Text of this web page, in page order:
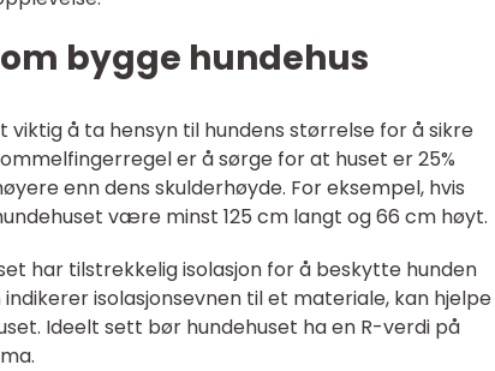
bygge hundehus
viktig å ta hensyn til hundens størrelse for å sikre
er å sørge for at huset er 25%
enn dens skulderhøyde. For eksempel, hvis
være minst 125 cm langt og 66 cm høyt.
har tilstrekkelig isolasjon for å beskytte hunden
isolasjonsevnen til et materiale, kan hjelpe
Ideelt sett bør hundehuset ha en R-verdi på